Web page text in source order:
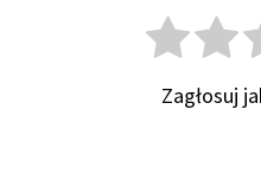
Zagłosuj